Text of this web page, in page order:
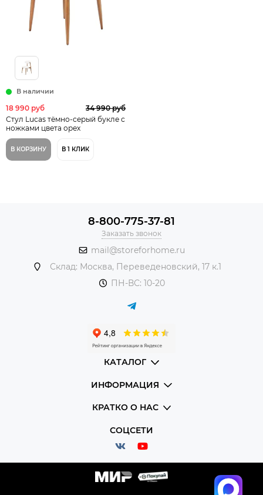
В наличии
18 990 руб
34 990 руб
Стул Lucas тёмно-серый букле с
ножками цвета орех
В КОРЗИНУ В 1 КЛИК
8-800-775-37-81
Заказать звонок
mail@storeforhome.ru
Склад: Москва, Переведеновский, 17 к.1
ПН-ВС: 10-20
КАТАЛОГ
ИНФОРМАЦИЯ
КРАТКО О НАС
СОЦСЕТИ